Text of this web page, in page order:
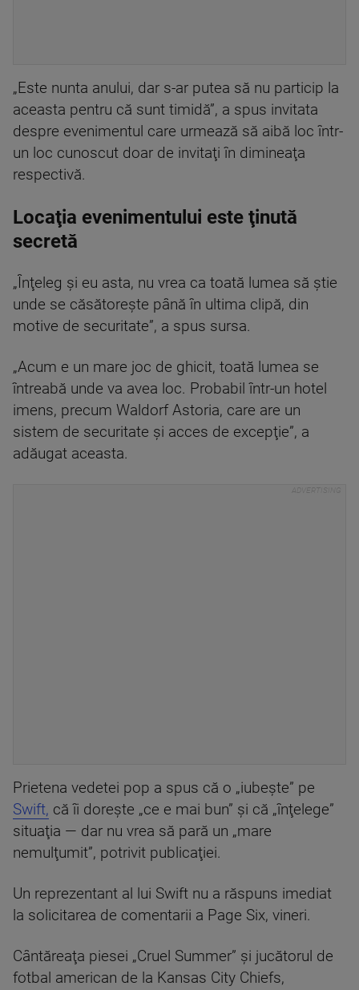
„Este nunta anului, dar s-ar putea să nu particip la
aceasta pentru că sunt timidă”, a spus invitata
despre evenimentul care urmează să aibă loc într-
un loc cunoscut doar de invitaţi în dimineaţa
respectivă.
Locaţia evenimentului este ţinută
secretă
„Înţeleg şi eu asta, nu vrea ca toată lumea să ştie
unde se căsătoreşte până în ultima clipă, din
motive de securitate”, a spus sursa.
„Acum e un mare joc de ghicit, toată lumea se
întreabă unde va avea loc. Probabil într-un hotel
imens, precum Waldorf Astoria, care are un
sistem de securitate şi acces de excepţie”, a
adăugat aceasta.
Prietena vedetei pop a spus că o „iubeşte” pe
Swift, că îi doreşte „ce e mai bun” şi că „înţelege”
situaţia — dar nu vrea să pară un „mare
nemulţumit”, potrivit publicaţiei.
Un reprezentant al lui Swift nu a răspuns imediat
la solicitarea de comentarii a Page Six, vineri.
Cântăreaţa piesei „Cruel Summer” şi jucătorul de
fotbal american de la Kansas City Chiefs,